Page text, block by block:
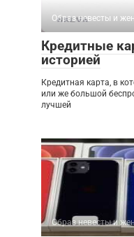
Образ невесты и
Кредитные
историей
Кредитная карта, в
или же большой
лучшей
Образ невесты и